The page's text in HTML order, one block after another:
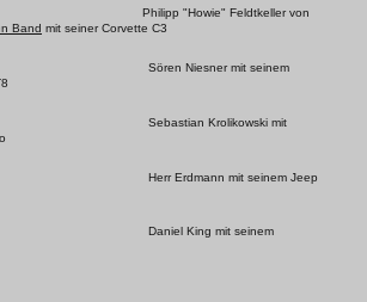
Philipp "Howie" Feldtkeller von
Band mit seiner Corvette C3
Sören Niesner mit seinem
Sebastian Krolikowski mit
Herr Erdmann mit seinem Jeep
Daniel King mit seinem